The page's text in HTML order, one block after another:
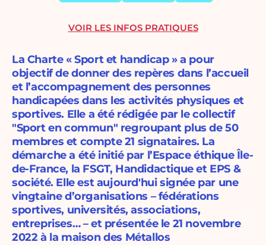
La Charte « Sport et handicap » a pour
objectif de donner des repères dans l’accueil
et l’accompagnement des personnes
handicapées dans les activités physiques et
sportives. Elle a été rédigée par le collectif
"Sport en commun" regroupant plus de 50
membres et compte 21 signataires. La
démarche a été initié par l’Espace éthique Île-
de-France, la FSGT, Handidactique et EPS &
société. Elle est aujourd'hui signée par une
vingtaine d’organisations – fédérations
sportives, universités, associations,
entreprises… – et présentée le 21 novembre
2022 à la maison des Métallos
VOIR LES INFOS PRATIQUES